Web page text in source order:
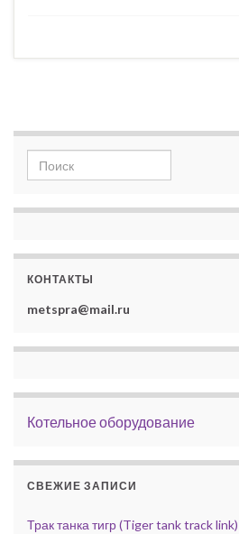
Search for:
КОНТАКТЫ
metspra@mail.ru
Котельное оборудование
СВЕЖИЕ ЗАПИСИ
Трак танка тигр (Tiger tank track link)